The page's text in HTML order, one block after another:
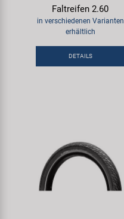
Faltreifen 2.60
in verschiedenen Varianten
erhältlich
DETAILS